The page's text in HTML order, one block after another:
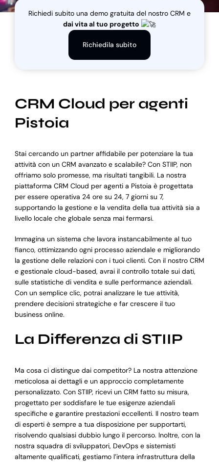
Richiedi subito una demo gratuita del nostro CRM e
dai vita al tuo progetto
Richiedila subito
CRM Cloud per agenti
Pistoia
Stai cercando un partner affidabile per potenziare la tua
attività con un CRM avanzato e scalabile? Con STIIP, non
offriamo solo promesse, ma risultati tangibili. La nostra
piattaforma CRM Cloud per agenti a Pistoia è progettata
per essere operativa 24 ore su 24, 7 giorni su 7,
supportando la gestione e la vendita della tua attività sia a
livello locale che globale senza mai fermarsi.
Immagina un sistema che lavora instancabilmente al tuo
fianco, ottimizzando ogni processo aziendale e migliorando
la gestione delle relazioni con i tuoi clienti. Con il nostro CRM
e gestionale cloud-based, avrai il controllo totale sui dati,
sulle statistiche di vendita e sulle performance aziendali.
Con un semplice clic, potrai analizzare le tue attività,
prendere decisioni strategiche e far crescere il tuo
business online.
La Differenza di STIIP
Ma cosa ci distingue dai competitor? La nostra attenzione
meticolosa ai dettagli e un approccio completamente
personalizzato. Con STIIP, ricevi un CRM fatto su misura,
progettato per soddisfare le tue esigenze aziendali
specifiche e garantire prestazioni eccellenti. Il nostro team
di esperti è sempre a tua disposizione per supportarti,
risolvendo qualsiasi dubbio lungo il percorso. Inoltre, con la
nostra squadra di sviluppatori, DevOps e sistemisti
altamente qualificati, gestiamo l’intera infrastruttura della